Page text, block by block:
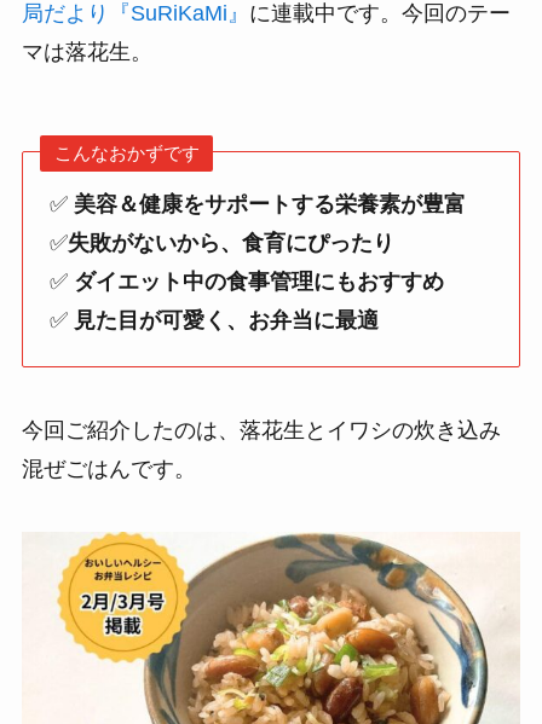
局だより『SuRiKaMi』 に連載中です。今回のテー
マは落花生。
こんなおかずです
✅ 美容＆健康をサポートする栄養素が豊富
✅失敗がないから、食育にぴったり
✅ ダイエット中の食事管理にもおすすめ
✅ 見た目が可愛く、お弁当に最適
今回ご紹介したのは、落花生とイワシの炊き込み
混ぜごはんです。